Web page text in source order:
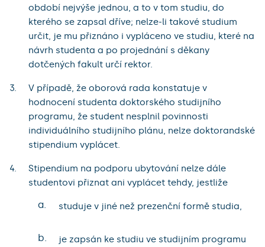
období nejvýše jednou, a to v tom studiu, do
kterého se zapsal dříve; nelze-li takové studium
určit, je mu přiznáno i vypláceno ve studiu, které na
návrh studenta a po projednání s děkany
dotčených fakult určí rektor.
V případě, že oborová rada konstatuje v
hodnocení studenta doktorského studijního
programu, že student nesplnil povinnosti
individuálního studijního plánu, nelze doktorandské
stipendium vyplácet.
Stipendium na podporu ubytování nelze dále
studentovi přiznat ani vyplácet tehdy, jestliže
a. studuje v jiné než prezenční formě studia,
b.
je zapsán ke studiu ve studijním programu